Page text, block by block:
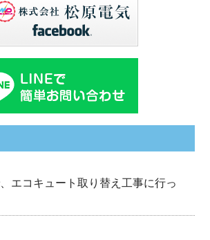
エコキュート取り替え工事に行っ